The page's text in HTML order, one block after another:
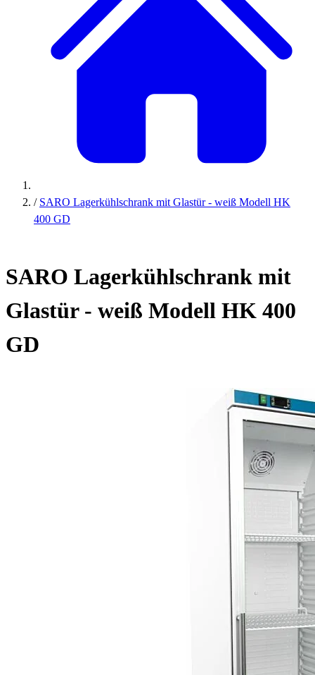
/ SARO Lagerkühlschrank mit Glastür - weiß Modell HK
400 GD
SARO Lagerkühlschrank mit
Glastür - weiß Modell HK 400
GD